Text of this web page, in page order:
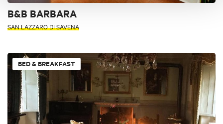
B&B BARBARA
SAN LAZZARO DI SAVENA
BED & BREAKFAST